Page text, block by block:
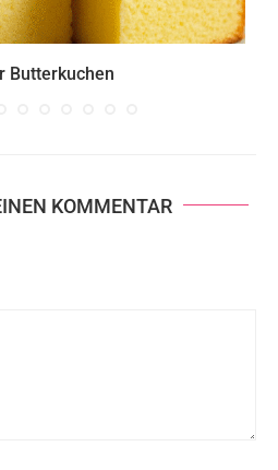
Butterkuchen
KOMMENTAR